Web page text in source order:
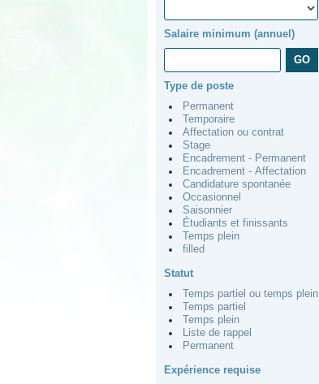
Salaire minimum (annuel)
Type de poste
Permanent
Temporaire
Affectation ou contrat
Stage
Encadrement - Permanent
Encadrement - Affectation
Candidature spontanée
Occasionnel
Saisonnier
Étudiants et finissants
Temps plein
filled
Statut
Temps partiel ou temps plein
Temps partiel
Temps plein
Liste de rappel
Permanent
Expérience requise